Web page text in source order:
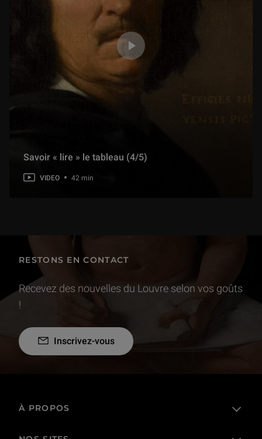
Savoir « lire » le tableau (4/5)
VIDEO 42 min
RESTONS EN CONTACT
Recevez des nouvelles du Louvre selon vos goûts
!
Inscrivez-vous
À PROPOS